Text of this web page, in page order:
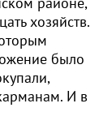
районе,
хозяйств.
было
И в